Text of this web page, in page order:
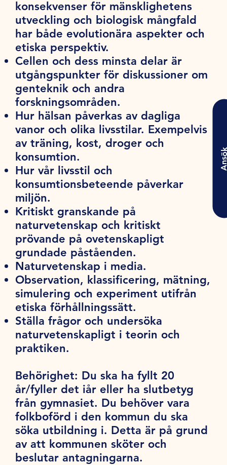
konsekvenser för mänsklighetens
utveckling och biologisk mångfald
har både evolutionära aspekter och
etiska perspektiv.
Cellen och dess minsta delar är
utgångspunkter för diskussioner om
genteknik och andra
forskningsområden.
Hur hälsan påverkas av dagliga
vanor och olika livsstilar. Exempelvis
av träning, kost, droger och
konsumtion.
Hur vår livsstil och
konsumtionsbeteende påverkar
miljön.
Kritiskt granskande på
naturvetenskap och kritiskt
prövande på ovetenskapligt
grundade påståenden.
Naturvetenskap i media.
Observation, klassificering, mätning,
simulering och experiment utifrån
etiska förhållningssätt.
Ställa frågor och undersöka
naturvetenskapligt i teorin och
praktiken.
Behörighet: Du ska ha fyllt 20
år/fyller det iår eller ha slutbetyg
från gymnasiet. Du behöver vara
folkboförd i den kommun du ska
söka utbildning i. Detta är på grund
av att kommunen sköter och
beslutar antagningarna.